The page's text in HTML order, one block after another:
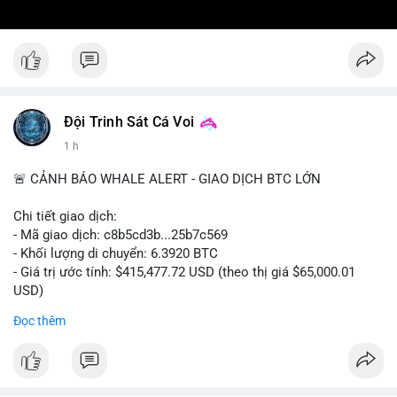
Đội Trinh Sát Cá Voi
1 h
🚨 CẢNH BÁO WHALE ALERT - GIAO DỊCH BTC LỚN
Chi tiết giao dịch:
- Mã giao dịch: c8b5cd3b...25b7c569
- Khối lượng di chuyển: 6.3920 BTC
- Giá trị ước tính: $415,477.72 USD (theo thị giá $65,000.01
USD)
nghìn USD được xác nhận trong mempool, mức chuyển động
Đọc thêm